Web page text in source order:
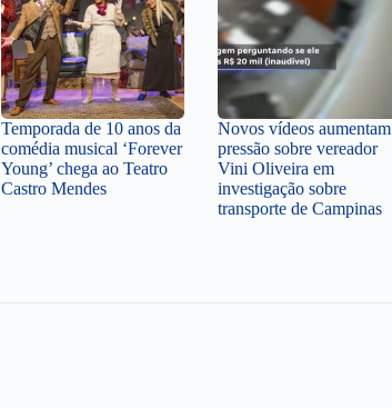
Temporada de 10 anos da
comédia musical ‘Forever
Young’ chega ao Teatro
Castro Mendes
Novos vídeos aumentam
pressão sobre vereador
Vini Oliveira em
investigação sobre
transporte de Campinas